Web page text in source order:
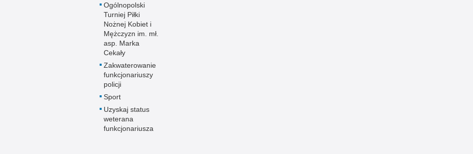
Ogólnopolski
Turniej Piłki
Nożnej Kobiet i
Mężczyzn im. mł.
asp. Marka
Cekały
Zakwaterowanie
funkcjonariuszy
policji
Sport
Uzyskaj status
weterana
funkcjonariusza